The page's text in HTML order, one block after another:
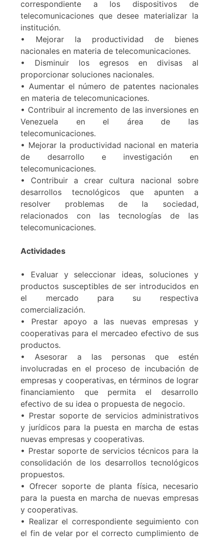
correspondiente a los dispositivos de
telecomunicaciones que desee materializar la
institución.
• Mejorar la productividad de bienes
nacionales en materia de telecomunicaciones.
• Disminuir los egresos en divisas al
proporcionar soluciones nacionales.
• Aumentar el número de patentes nacionales
en materia de telecomunicaciones.
• Contribuir al incremento de las inversiones en
Venezuela en el área de las
telecomunicaciones.
• Mejorar la productividad nacional en materia
de desarrollo e investigación en
telecomunicaciones.
• Contribuir a crear cultura nacional sobre
desarrollos tecnológicos que apunten a
resolver problemas de la sociedad,
relacionados con las tecnologías de las
telecomunicaciones.
Actividades
• Evaluar y seleccionar ideas, soluciones y
productos susceptibles de ser introducidos en
el mercado para su respectiva
comercialización.
• Prestar apoyo a las nuevas empresas y
cooperativas para el mercadeo efectivo de sus
productos.
• Asesorar a las personas que estén
involucradas en el proceso de incubación de
empresas y cooperativas, en términos de lograr
financiamiento que permita el desarrollo
efectivo de su idea o propuesta de negocio.
• Prestar soporte de servicios administrativos
y jurídicos para la puesta en marcha de estas
nuevas empresas y cooperativas.
• Prestar soporte de servicios técnicos para la
consolidación de los desarrollos tecnológicos
propuestos.
• Ofrecer soporte de planta física, necesario
para la puesta en marcha de nuevas empresas
y cooperativas.
• Realizar el correspondiente seguimiento con
el fin de velar por el correcto cumplimiento de